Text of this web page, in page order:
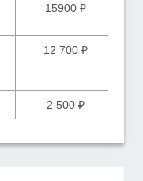
15900 ₽
12 700 ₽
2 500 ₽